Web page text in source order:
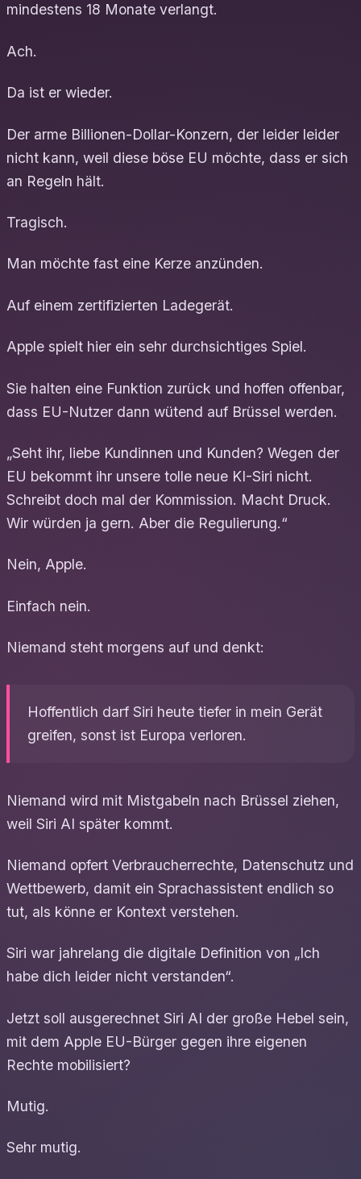
mindestens 18 Monate verlangt.
Ach.
Da ist er wieder.
Der arme Billionen-Dollar-Konzern, der leider leider
nicht kann, weil diese böse EU möchte, dass er sich
an Regeln hält.
Tragisch.
Man möchte fast eine Kerze anzünden.
Auf einem zertifizierten Ladegerät.
Apple spielt hier ein sehr durchsichtiges Spiel.
Sie halten eine Funktion zurück und hoffen offenbar,
dass EU-Nutzer dann wütend auf Brüssel werden.
„Seht ihr, liebe Kundinnen und Kunden? Wegen der
EU bekommt ihr unsere tolle neue KI-Siri nicht.
Schreibt doch mal der Kommission. Macht Druck.
Wir würden ja gern. Aber die Regulierung.“
Nein, Apple.
Einfach nein.
Niemand steht morgens auf und denkt:
Hoffentlich darf Siri heute tiefer in mein Gerät
greifen, sonst ist Europa verloren.
Niemand wird mit Mistgabeln nach Brüssel ziehen,
weil Siri AI später kommt.
Niemand opfert Verbraucherrechte, Datenschutz und
Wettbewerb, damit ein Sprachassistent endlich so
tut, als könne er Kontext verstehen.
Siri war jahrelang die digitale Definition von „Ich
habe dich leider nicht verstanden“.
Jetzt soll ausgerechnet Siri AI der große Hebel sein,
mit dem Apple EU-Bürger gegen ihre eigenen
Rechte mobilisiert?
Mutig.
Sehr mutig.